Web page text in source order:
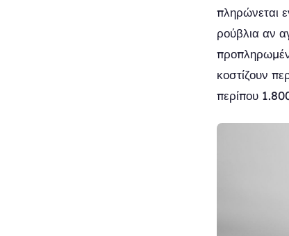
πληρώνεται
ρούβλια αν
κοστίζουν
περίπου